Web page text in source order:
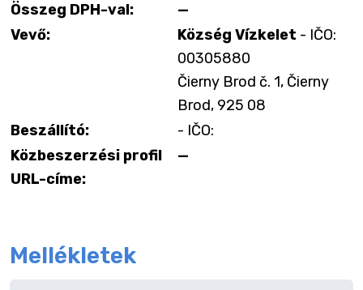
Összeg DPH-val:
—
Vevő:
Község Vízkelet - IČO:
00305880
Čierny Brod č. 1, Čierny
Brod, 925 08
Beszállító:
- IČO:
Közbeszerzési profil
URL-címe:
—
Mellékletek